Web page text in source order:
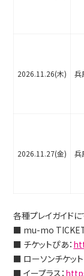
2026.11.26(木) 兵
2026.11.27(金) 兵
各種プレイガイドに
■ mu-mo TICKET
■ チケットぴあ：
■ ローソンチケット
■ イープラス：